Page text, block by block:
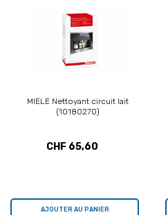
MIELE Nettoyant circuit lait
(10180270)
CHF 65,60
AJOUTER AU PANIER